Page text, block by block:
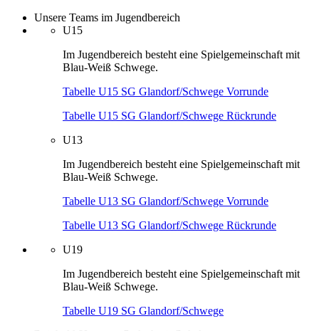
Unsere Teams im Jugendbereich
U15
Im Jugendbereich besteht eine Spielgemeinschaft mit
Blau-Weiß Schwege.
Tabelle U15 SG Glandorf/Schwege Vorrunde
Tabelle U15 SG Glandorf/Schwege Rückrunde
U13
Im Jugendbereich besteht eine Spielgemeinschaft mit
Blau-Weiß Schwege.
Tabelle U13 SG Glandorf/Schwege Vorrunde
Tabelle U13 SG Glandorf/Schwege Rückrunde
U19
Im Jugendbereich besteht eine Spielgemeinschaft mit
Blau-Weiß Schwege.
Tabelle U19 SG Glandorf/Schwege